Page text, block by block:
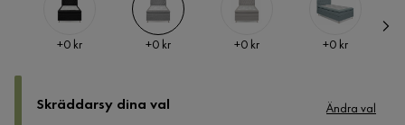
Pris
+0 kr Pris
+0 kr Pris
+0 kr Pris
+0 kr
Skräddarsy dina val
Ändra val